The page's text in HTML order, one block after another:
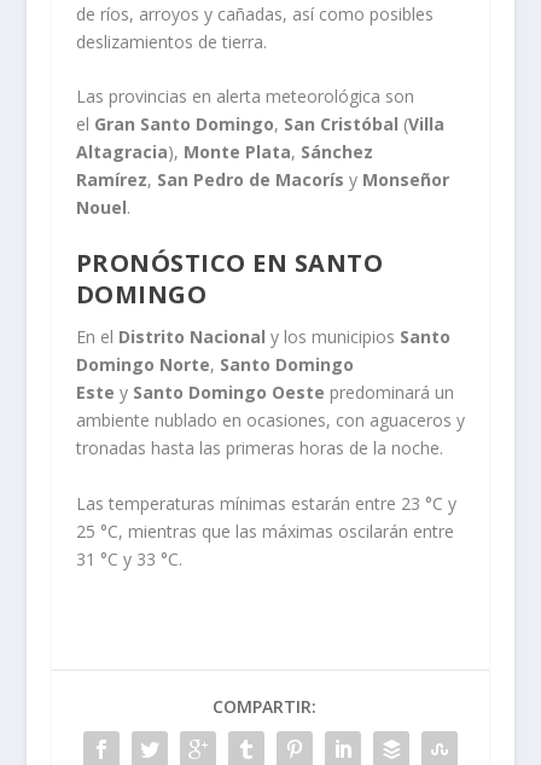
de ríos, arroyos y cañadas, así como posibles
deslizamientos de tierra.
Las provincias en alerta meteorológica son
el Gran Santo Domingo, San Cristóbal (Villa
Altagracia), Monte Plata, Sánchez
Ramírez, San Pedro de Macorís y Monseñor
Nouel.
PRONÓSTICO EN SANTO
DOMINGO
En el Distrito Nacional y los municipios Santo
Domingo Norte, Santo Domingo
Este y Santo Domingo Oeste predominará un
ambiente nublado en ocasiones, con aguaceros y
tronadas hasta las primeras horas de la noche.
Las temperaturas mínimas estarán entre 23 °C y
25 °C, mientras que las máximas oscilarán entre
31 °C y 33 °C.
COMPARTIR: